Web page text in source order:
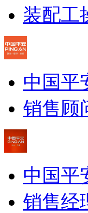
装配工
中国平
销售顾
中国平
销售经